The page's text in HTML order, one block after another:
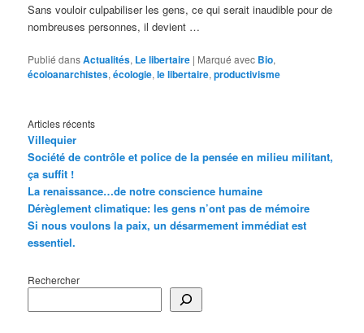
Sans vouloir culpabiliser les gens, ce qui serait inaudible pour de
nombreuses personnes, il devient …
Publié dansActualités, Le libertaire | Marqué avec Bio,
écoloanarchistes,écologie,le libertaire,productivisme
Articles récents
Villequier
Société de contrôle et police de la pensée en milieu militant,
ça suffit !
La renaissance…de notre conscience humaine
Dérèglement climatique: les gens n’ont pas de mémoire
Si nous voulons la paix, un désarmement immédiat est
essentiel.
Rechercher